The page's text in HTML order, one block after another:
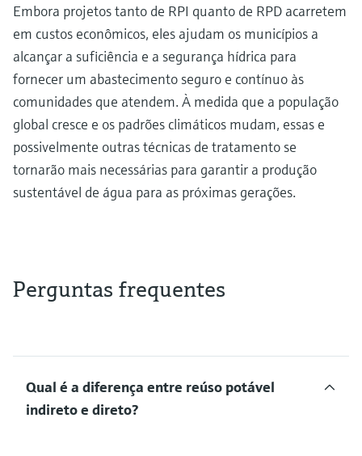
Embora projetos tanto de RPI quanto de RPD acarretem
em custos econômicos, eles ajudam os municípios a
alcançar a suficiência e a segurança hídrica para
fornecer um abastecimento seguro e contínuo às
comunidades que atendem. À medida que a população
global cresce e os padrões climáticos mudam, essas e
possivelmente outras técnicas de tratamento se
tornarão mais necessárias para garantir a produção
sustentável de água para as próximas gerações.
Perguntas frequentes
Qual é a diferença entre reúso potável
indireto e direto?